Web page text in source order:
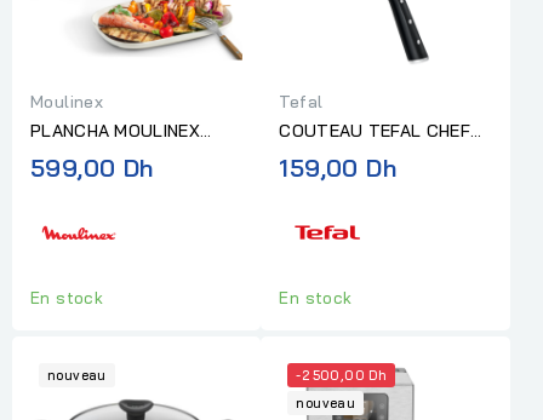
Moulinex
PLANCHA MOULINEX
ACCESSIMO 1800W
NOIRE
599,00 Dh
En stock
Tefal
COUTEAU TEFAL CHEF
15CM +COUVERCLE ICE
FORCE
159,00 Dh
En stock
nouveau
-2 500,00 Dh
nouveau